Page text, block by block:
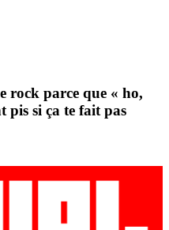
rock parce que « ho,
pis si ça te fait pas